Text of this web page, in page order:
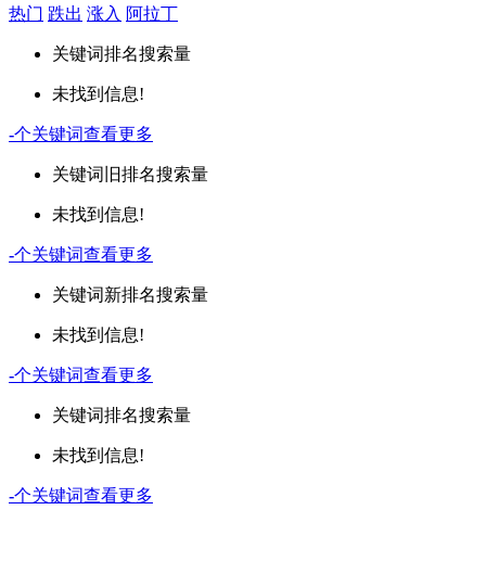
热门 跌出 涨入 阿拉丁
关键词排名搜索量
未找到信息!
-个关键词查看更多
关键词 旧排名搜索量
未找到信息!
-个关键词查看更多
关键词新排名搜索量
未找到信息!
-个关键词查看更多
关键词排名搜索量
未找到信息!
-个关键词查看更多